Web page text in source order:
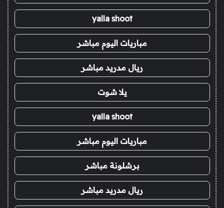
yalla shoot
مباريات اليوم مباشر
ريال مدريد مباشر
يلا شوت
yalla shoot
مباريات اليوم مباشر
برشلونة مباشر
ريال مدريد مباشر